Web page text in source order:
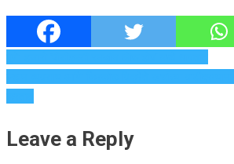
Post
navigation
Leave a Reply